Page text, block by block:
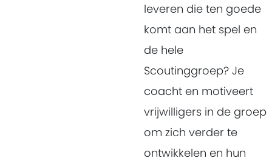
leveren die ten goede
komt aan het spel en
de hele
Scoutinggroep? Je
coacht en motiveert
vrijwilligers in de groep
om zich verder te
ontwikkelen en hun